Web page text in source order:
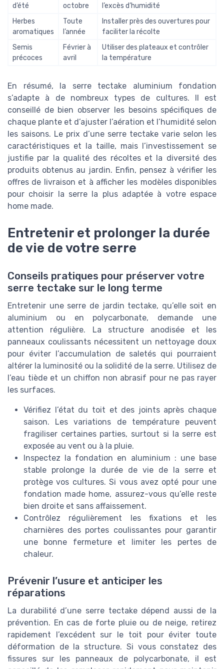
d’été
octobre
l’excès d’humidité
Herbes
aromatiques
Toute
l’année
Installer près des ouvertures pour
faciliter la récolte
Semis
précoces
Février à
avril
Utiliser des plateaux et contrôler
la température
En résumé, la serre tectake aluminium fondation
s’adapte à de nombreux types de cultures. Il est
conseillé de bien observer les besoins spécifiques de
chaque plante et d’ajuster l’aération et l’humidité selon
les saisons. Le prix d’une serre tectake varie selon les
caractéristiques et la taille, mais l’investissement se
justifie par la qualité des récoltes et la diversité des
produits obtenus au jardin. Enfin, pensez à vérifier les
offres de livraison et à afficher les modèles disponibles
pour choisir la serre la plus adaptée à votre espace
home made.
Entretenir et prolonger la durée
de vie de votre serre
Conseils pratiques pour préserver votre
serre tectake sur le long terme
Entretenir une serre de jardin tectake, qu’elle soit en
aluminium ou en polycarbonate, demande une
attention régulière. La structure anodisée et les
panneaux coulissants nécessitent un nettoyage doux
pour éviter l’accumulation de saletés qui pourraient
altérer la luminosité ou la solidité de la serre. Utilisez de
l’eau tiède et un chiffon non abrasif pour ne pas rayer
les surfaces.
Vérifiez l’état du toit et des joints après chaque
saison. Les variations de température peuvent
fragiliser certaines parties, surtout si la serre est
exposée au vent ou à la pluie.
Inspectez la fondation en aluminium : une base
stable prolonge la durée de vie de la serre et
protège vos cultures. Si vous avez opté pour une
fondation made home, assurez-vous qu’elle reste
bien droite et sans affaissement.
Contrôlez régulièrement les fixations et les
charnières des portes coulissantes pour garantir
une bonne fermeture et limiter les pertes de
chaleur.
Prévenir l’usure et anticiper les
réparations
La durabilité d’une serre tectake dépend aussi de la
prévention. En cas de forte pluie ou de neige, retirez
rapidement l’excédent sur le toit pour éviter toute
déformation de la structure. Si vous constatez des
fissures sur les panneaux de polycarbonate, il est